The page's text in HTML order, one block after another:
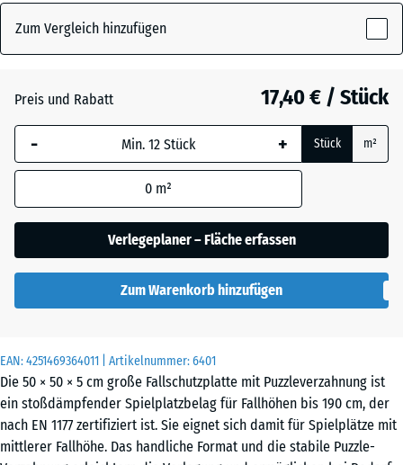
EAN:4251469364011 | Artikelnummer:6401
Die 50 × 50 × 5 cm große Fallschutzplatte mit Puzzleverzahnung ist
ein stoßdämpfender Spielplatzbelag für Fallhöhen bis 190 cm, der
nach EN 1177 zertifiziert ist. Sie eignet sich damit für Spielplätze mit
mittlerer Fallhöhe. Das handliche Format und die stabile Puzzle-
(active)
Schiefergrau + 0,50 €
Ziegelrot + 0,50 €
Zum Vergleich hinzufügen
Preis und Rabatt 17,40 € / Stück
- + Stück m²
0 m²
Verlegeplaner – Fläche erfassen
Zum Warenkorb hinzufügen